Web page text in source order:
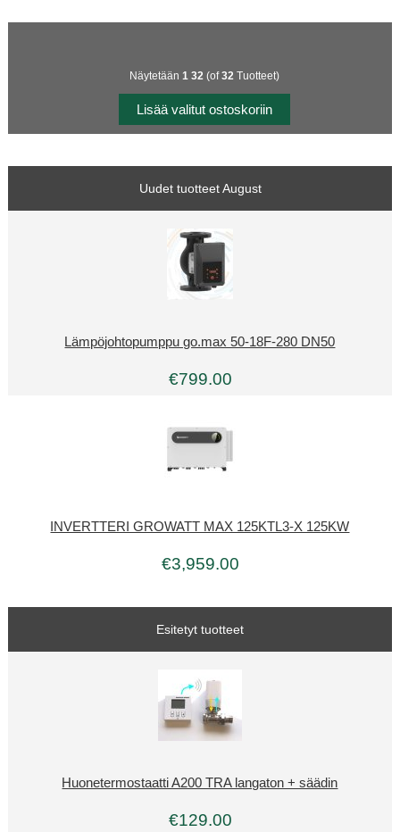
Näytetään 1 32 (of32 Tuotteet)
Uudet tuotteet August
Lämpöjohtopumppu go.max 50-18F-280 DN50
€799.00
INVERTTERI GROWATT MAX 125KTL3-X 125KW
€3,959.00
Esitetyt tuotteet
Huonetermostaatti A200 TRA langaton + säädin
€129.00